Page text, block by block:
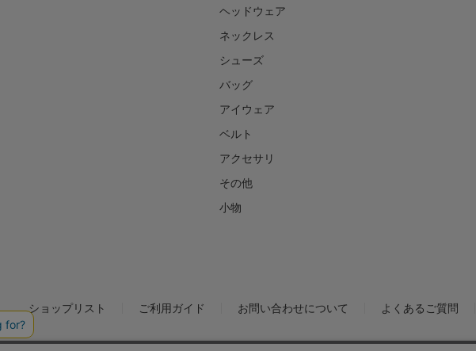
ヘッドウェア
ネックレス
シューズ
バッグ
アイウェア
ベルト
アクセサリ
その他
小物
ショップリスト ご利用ガイド お問い合わせについて よくあるご質問